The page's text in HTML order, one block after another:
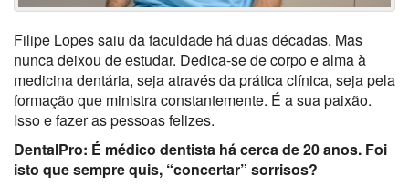
Filipe Lopes saiu da faculdade há duas décadas. Mas
nunca deixou de estudar. Dedica-se de corpo e alma à
medicina dentária, seja através da prática clínica, seja pela
formação que ministra constantemente. É a sua paixão.
Isso e fazer as pessoas felizes.
DentalPro: É médico dentista há cerca de 20 anos. Foi
isto que sempre quis, “concertar” sorrisos?